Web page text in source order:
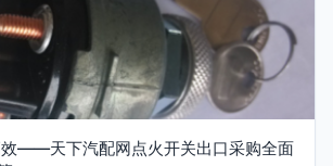
——天下汽配网点火开关出口采购全面